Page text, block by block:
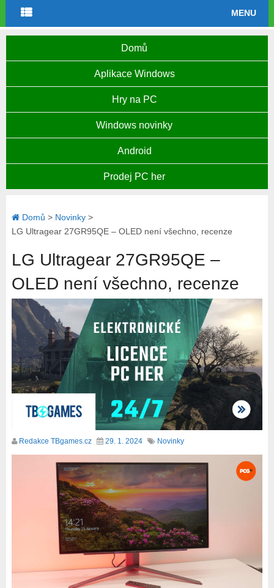
MENU
Domů
Aplikace Windows
Hry na PC
Windows novinky
Android
Prodej PC her
Domů > Novinky>
LG Ultragear 27GR95QE – OLED není všechno, recenze
LG Ultragear 27GR95QE –
OLED není všechno, recenze
Redakce TBgames.cz 29. 1. 2024 Novinky